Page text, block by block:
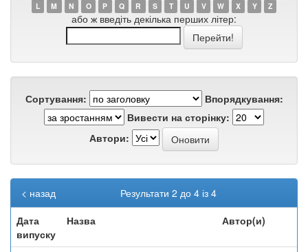
L
M N O P Q R S T U V W X Y Z
або ж введіть декілька перших літер:
Сортування:
Впорядкування:
Вивести на сторінку:
Автори:
Результати 2 до 4 із 4
< назад
Дата
випуску
Назва Автор(и)